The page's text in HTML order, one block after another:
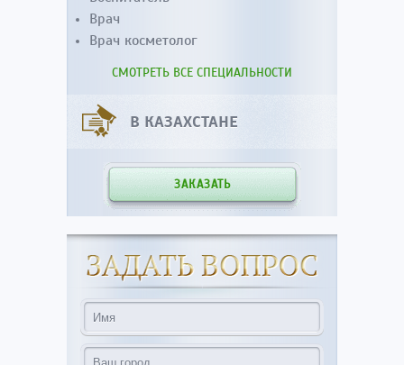
Врач
Врач косметолог
СМОТРЕТЬ ВСЕ СПЕЦИАЛЬНОСТИ
В КАЗАХСТАНЕ
ЗАКАЗАТЬ